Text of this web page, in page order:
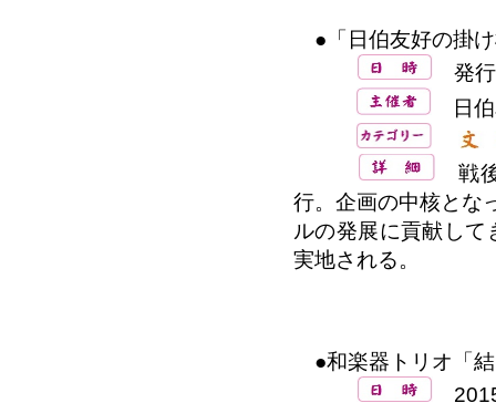
●「日伯友好の掛
発行
日伯
戦
行。企画の中核とな
ルの発展に貢献し
実地される。
●和楽器トリオ「